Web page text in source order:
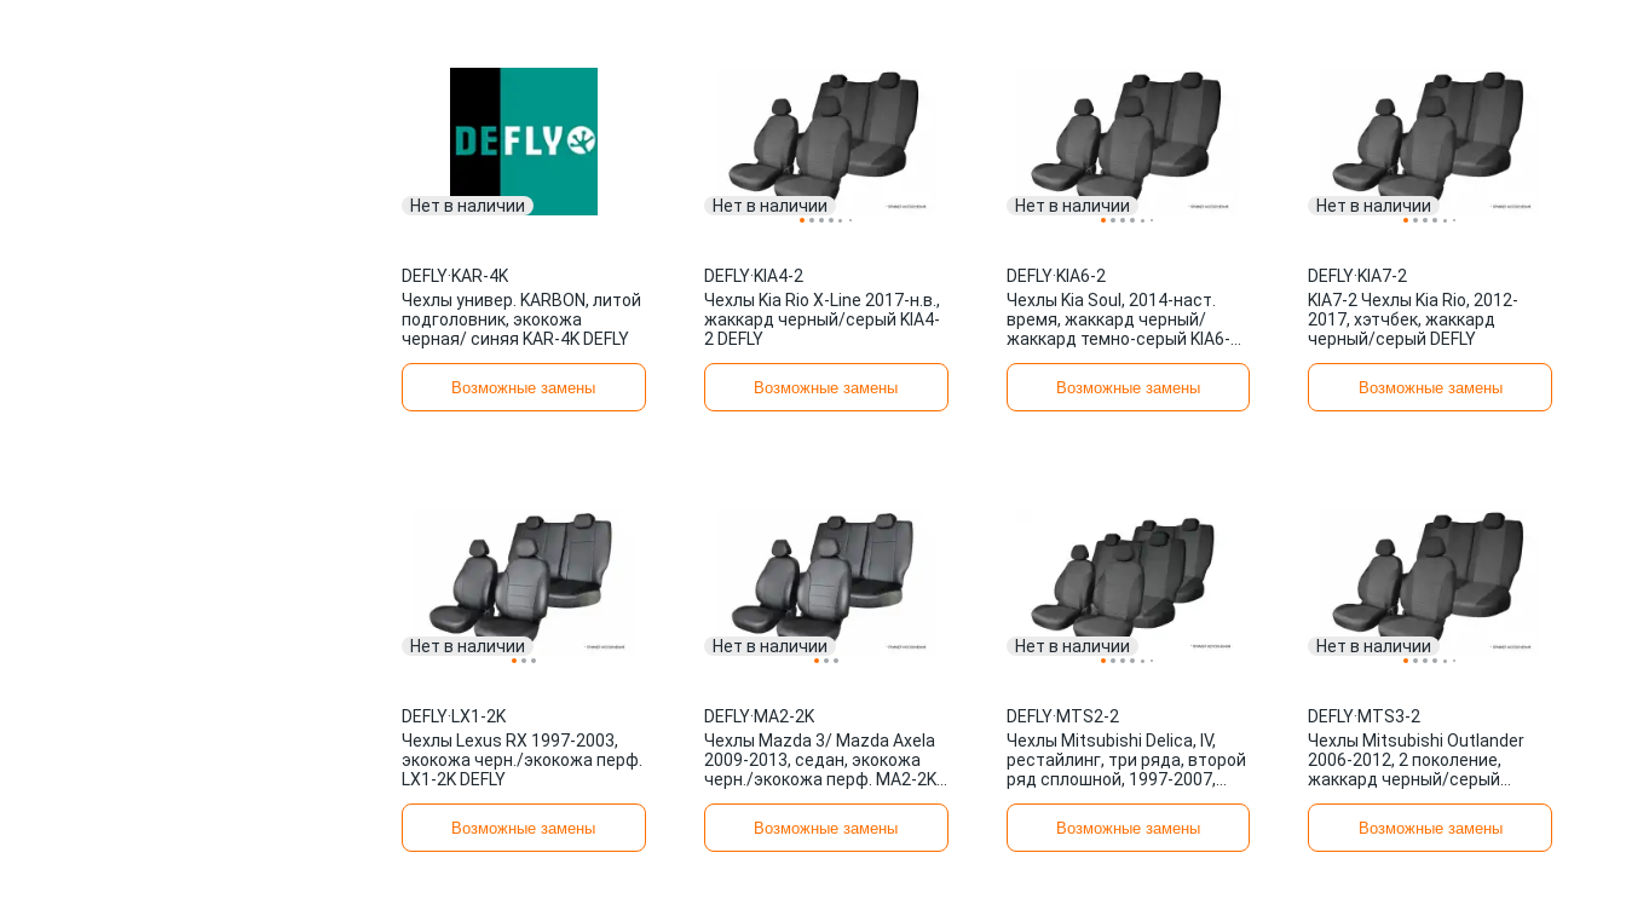
Нет в наличии
DEFLY·KAR-4K
Чехлы универ. KARBON, литой
подголовник, экокожа
черная/ синяя KAR-4K DEFLY
Возможные замены
Нет в наличии
DEFLY·KIA4-2
Чехлы Kia Rio X-Line 2017-н.в.,
жаккард черный/серый KIA4-
2 DEFLY
Возможные замены
Нет в наличии
DEFLY·KIA6-2
Чехлы Kia Soul, 2014-наст.
время, жаккард черный/
жаккард темно-серый KIA6-2
Возможные замены
Нет в наличии
DEFLY·KIA7-2
KIA7-2 Чехлы Kia Rio, 2012-
2017, хэтчбек, жаккард
черный/серый DEFLY
Возможные замены
Нет в наличии
DEFLY·LX1-2K
Чехлы Lexus RX 1997-2003,
экокожа черн./экокожа перф.
LX1-2K DEFLY
Возможные замены
Нет в наличии
DEFLY·MA2-2K
Чехлы Mazda 3/ Mazda Axela
2009-2013, седан, экокожа
черн./экокожа перф. MA2-2K
Возможные замены
Нет в наличии
DEFLY·MTS2-2
Чехлы Mitsubishi Delica, IV,
рестайлинг, три ряда, второй
ряд сплошной, 1997-2007,
DEFLY
Возможные замены
Нет в наличии
DEFLY·MTS3-2
Чехлы Mitsubishi Outlander
2006-2012, 2 поколение,
жаккард черный/серый
Возможные замены